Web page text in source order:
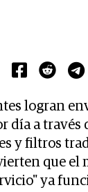
logran
día a través
y filtros
que el
ya